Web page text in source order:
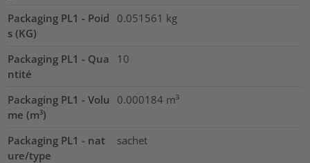
Packaging PL1 - Poid
s (KG)
0.051561 kg
Packaging PL1 - Qua
ntité
10
Packaging PL1 - Volu
me (m³)
0.000184 m³
Packaging PL1 - nat
ure/type
sachet